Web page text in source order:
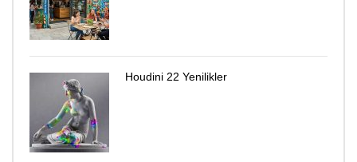
Houdini 22 Yenilikler